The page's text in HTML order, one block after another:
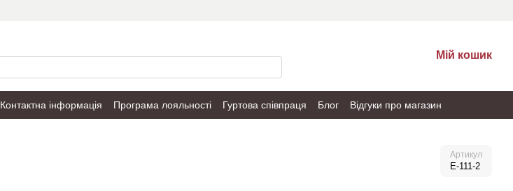
Мій кошик
Контактна інформація Програма лояльності Гуртова співпраця Блог
Відгуки про магазин
Артикул
E-111-2